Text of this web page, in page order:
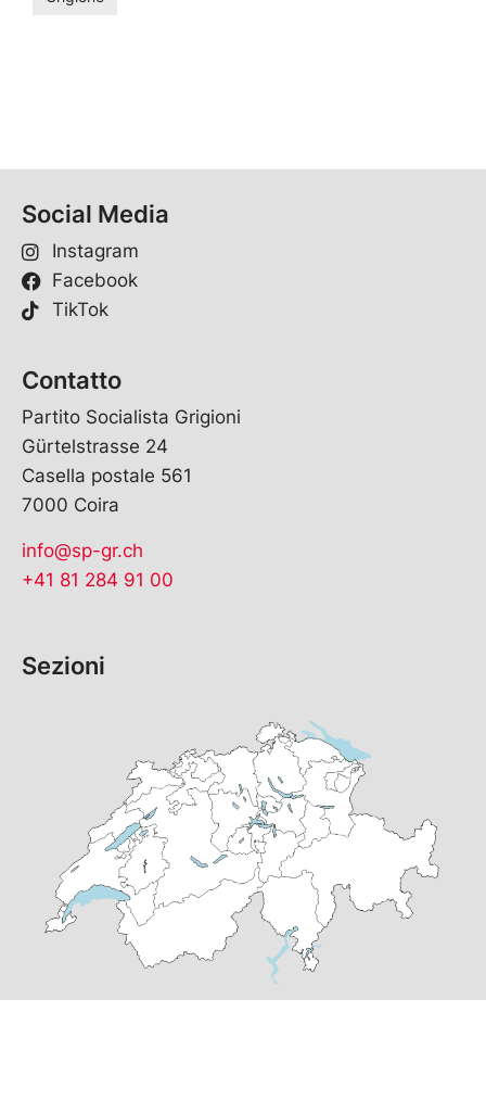
Social Media
Instagram
Facebook
TikTok
Contatto
Partito Socialista Grigioni
Gürtelstrasse 24
Casella postale 561
7000 Coira
info@sp-gr.ch
+41 81 284 91 00
Sezioni